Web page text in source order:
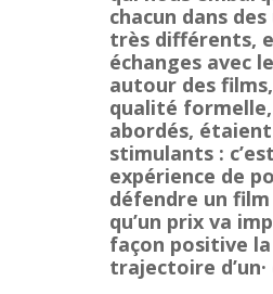
chacun dans
très différents,
échanges avec
autour des
qualité
abordés, étaient
stimulants :
expérience de
défendre un
qu’un prix va
façon positive la
trajectoire